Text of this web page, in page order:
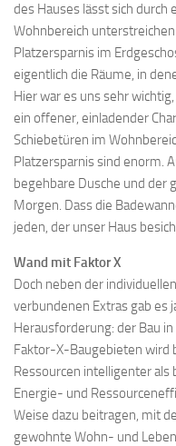
des Hauses lässt sich durch
Wohnbereich
Platzersparnis im
eigentlich die Räume, in
Hier war es uns sehr
ein offener, einladender
Schiebetüren im
Platzersparnis sind enorm.
begehbare Dusche und der
Morgen. Dass die
jeden, der unser Haus
Wand mit Faktor X
Doch neben der
verbundenen Extras gab es
Herausforderung: der Bau
Faktor-X-Baugebieten wird
Ressourcen intelligenter als
Energie- und
Weise dazu beitragen, mit
gewohnte Wohn- und